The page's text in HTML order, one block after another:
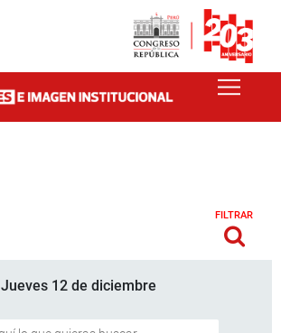
FILTRAR
Jueves 12 de diciembre